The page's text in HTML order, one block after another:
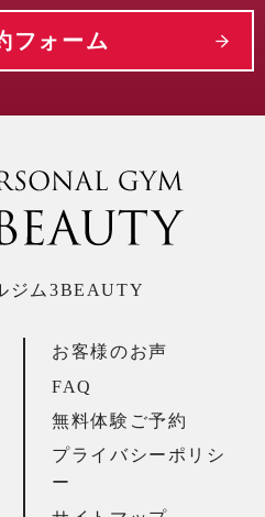
フォーム
ジム3BEAUTY
お客様のお声
FAQ
無料体験ご予約
プライバシーポリシ
ー